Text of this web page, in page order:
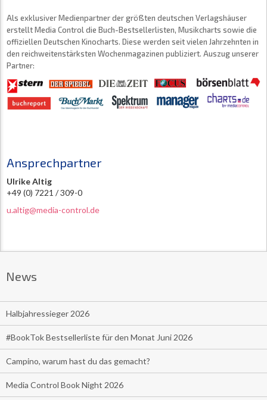
Als exklusiver Medienpartner der größten deutschen Verlagshäuser
erstellt Media Control die Buch-Bestsellerlisten, Musikcharts sowie die
offiziellen Deutschen Kinocharts. Diese werden seit vielen Jahrzehnten in
den reichweitenstärksten Wochenmagazinen publiziert. Auszug unserer
Partner:
Ansprechpartner
Ulrike Altig
+49 (0) 7221 / 309-0
u.altig@media-control.de
News
Halbjahressieger 2026
#BookTok Bestsellerliste für den Monat Juni 2026
Campino, warum hast du das gemacht?
Media Control Book Night 2026